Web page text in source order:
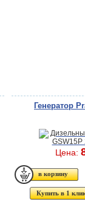
Генератор
Цена:
Купить в 1